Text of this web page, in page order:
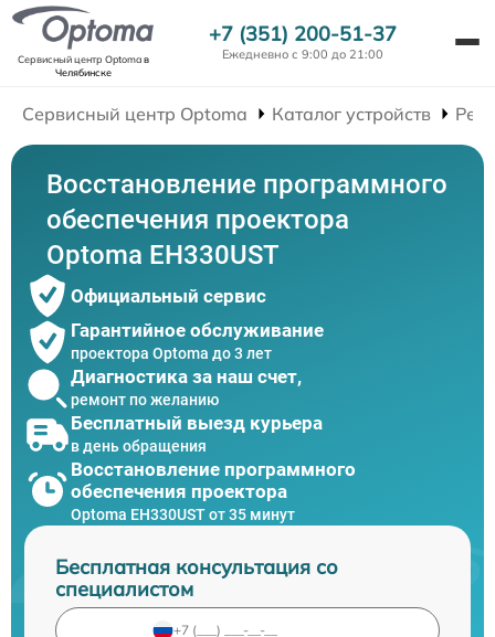
Сервисный центр Optomaв
Челябинске
+7 (351) 200-51-37
Ежедневно с 9:00 до 21:00
Сервисный центр Optoma Каталог устройств
Восстановление программного
обеспечения проектора
Optoma EH330UST
Официальный сервис
Гарантийное обслуживание
проектора Optoma до 3 лет
Диагностика за наш счет,
ремонт по желанию
Бесплатный выезд курьера
в день обращения
Восстановление программного
обеспечения проектора
Optoma EH330UST от 35 минут
Бесплатная консультация со
специалистом